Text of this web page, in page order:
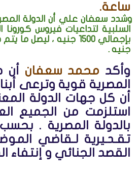
ساعة.
وشدد سعفان علي أن الدولة
جنيه .
وأكد محمد سعفان أن
المصرية قوية وترعى
أن كل جهات الدولة
استلزمت من الجميع
بالدولة المصرية . بحسب
تقـدـيرية لـقاضي
القصد الجنائي و إنتفاء